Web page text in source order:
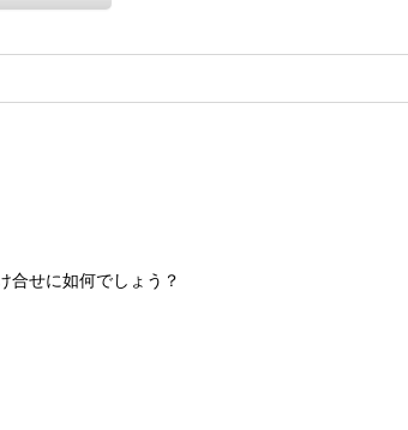
合せに如何でしょう？